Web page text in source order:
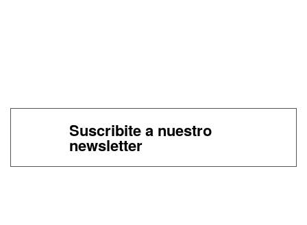
Suscribite a nuestro
newsletter